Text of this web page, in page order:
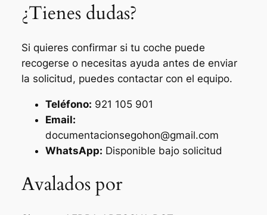
¿Tienes dudas?
Si quieres confirmar si tu coche puede
recogerse o necesitas ayuda antes de enviar
la solicitud, puedes contactar con el equipo.
Teléfono: 921 105 901
Email:
documentacionsegohon@gmail.com
WhatsApp: Disponible bajo solicitud
Avalados por